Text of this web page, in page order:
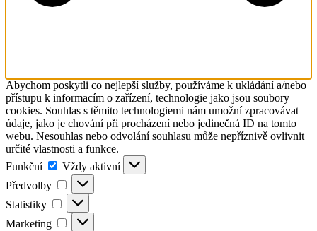
Abychom poskytli co nejlepší služby, používáme k ukládání a/nebo
přístupu k informacím o zařízení, technologie jako jsou soubory
cookies. Souhlas s těmito technologiemi nám umožní zpracovávat
údaje, jako je chování při procházení nebo jedinečná ID na tomto
webu. Nesouhlas nebo odvolání souhlasu může nepříznivě ovlivnit
určité vlastnosti a funkce.
Funkční
Funkční
Vždy aktivní
Předvolby
Předvolby
Statistiky Statistiky
Marketing Marketing